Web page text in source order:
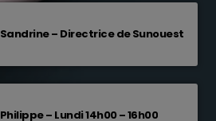
Sandrine – Directrice de Sunouest
Philippe – Lundi 14h00 – 16h00